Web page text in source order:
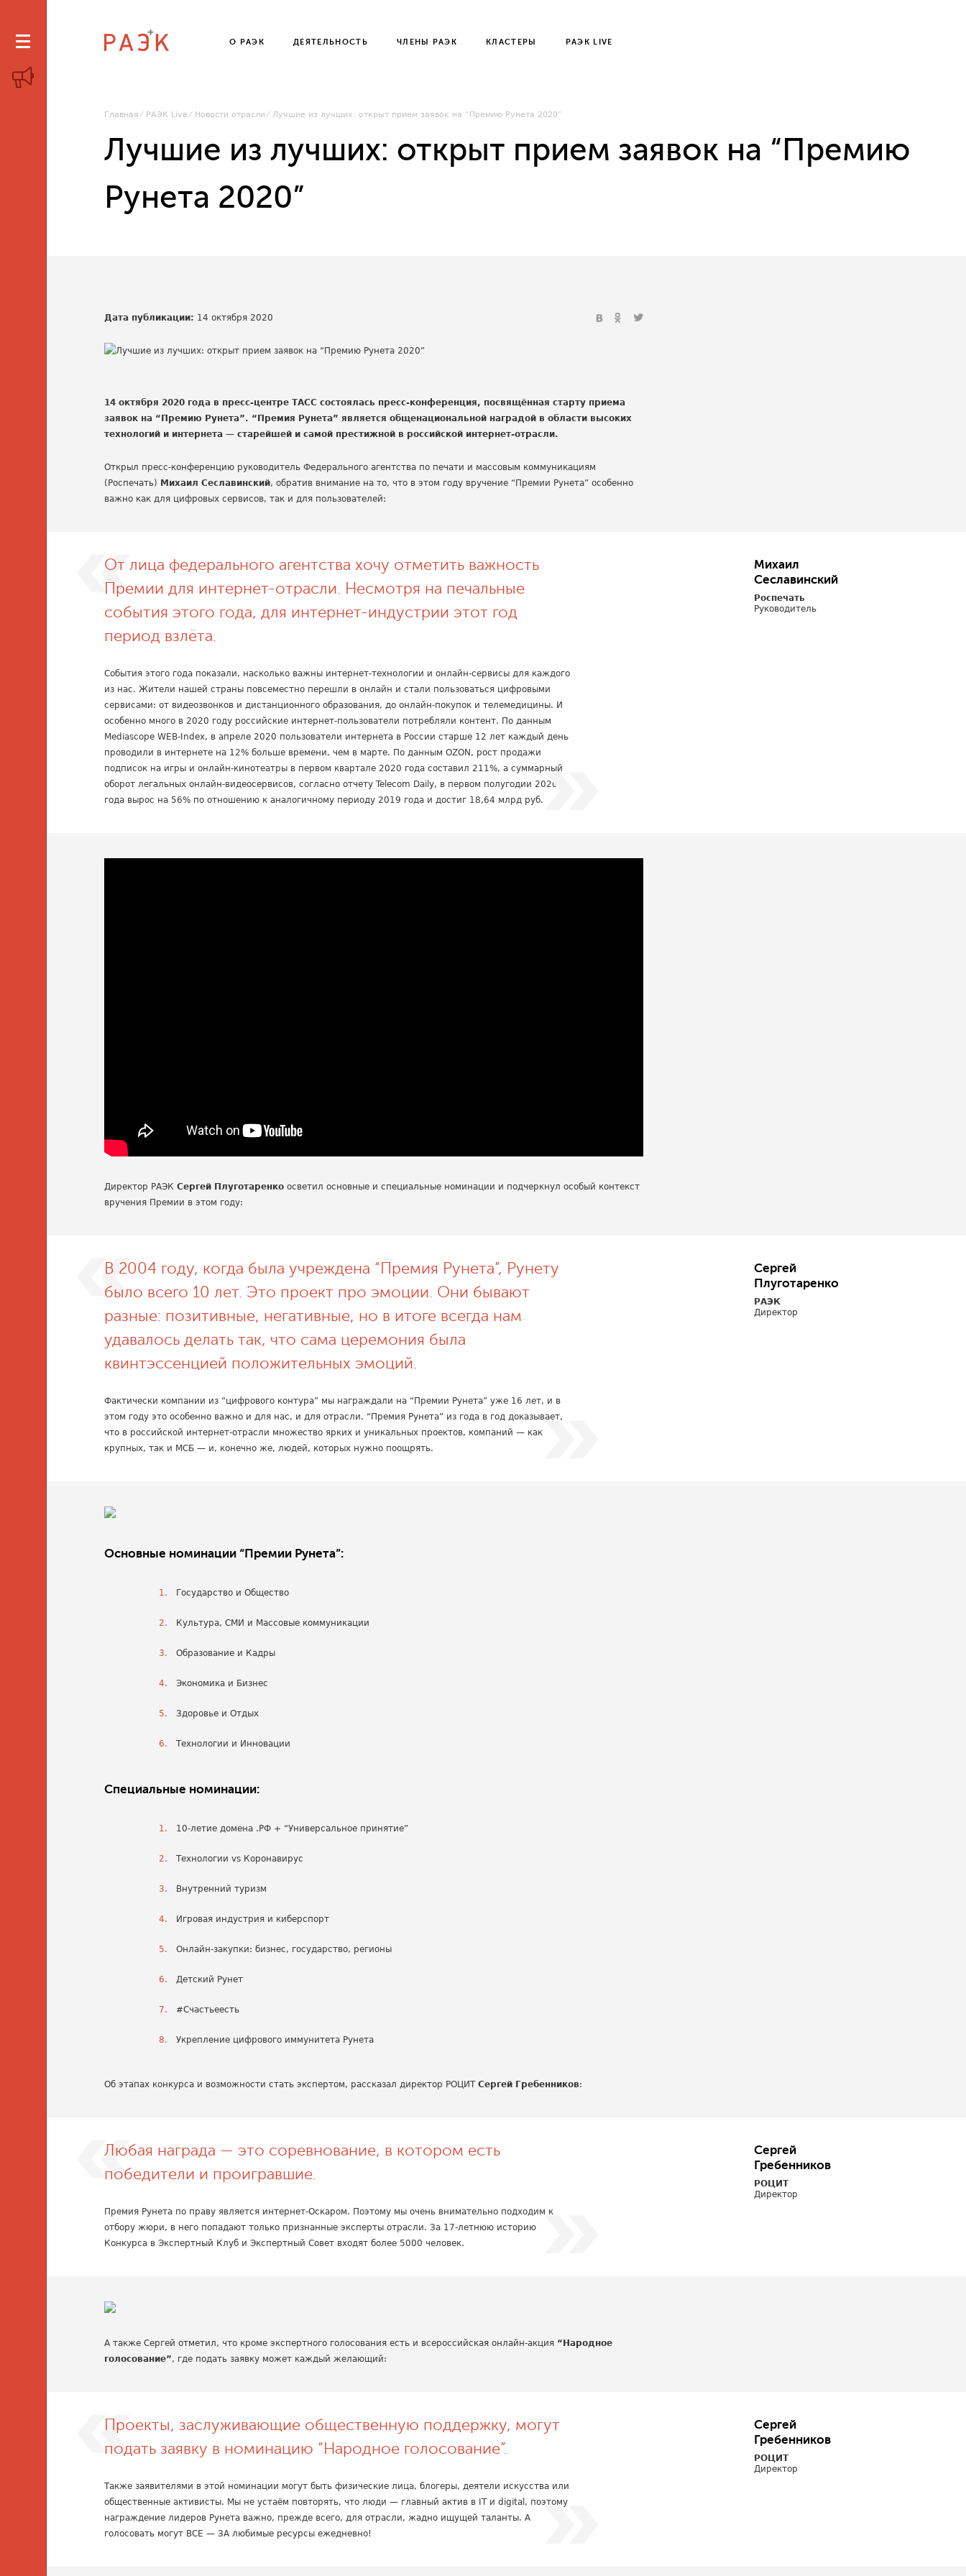
О РАЭК ДЕЯТЕЛЬНОСТЬ ЧЛЕНЫ РАЭК КЛАСТЕРЫ РАЭК LIVE
Главная РАЭК Live Новости отрасли Лучшие из лучших: открыт прием заявок на “Премию Рунета 2020”
Лучшие из лучших: открыт прием заявок на “Премию
Рунета 2020”
Дата публикации: 14 октября 2020
14 октября 2020 года в пресс-центре ТАСС состоялась пресс-конференция, посвящённая старту приема
заявок на “Премию Рунета”. “Премия Рунета” является общенациональной наградой в области высоких
технологий и интернета — старейшей и самой престижной в российской интернет-отрасли.
Открыл пресс-конференцию руководитель Федерального агентства по печати и массовым коммуникациям
(Роспечать) Михаил Сеславинский, обратив внимание на то, что в этом году вручение “Премии Рунета” особенно
важно как для цифровых сервисов, так и для пользователей:
От лица федерального агентства хочу отметить важность
Премии для интернет-отрасли. Несмотря на печальные
события этого года, для интернет-индустрии этот год
период взлёта.
События этого года показали, насколько важны интернет-технологии и онлайн-сервисы для каждого
из нас. Жители нашей страны повсеместно перешли в онлайн и стали пользоваться цифровыми
сервисами: от видеозвонков и дистанционного образования, до онлайн-покупок и телемедицины. И
особенно много в 2020 году российские интернет-пользователи потребляли контент. По данным
Mediascope WEB-Index, в апреле 2020 пользователи интернета в России старше 12 лет каждый день
проводили в интернете на 12% больше времени, чем в марте. По данным OZON, рост продажи
подписок на игры и онлайн-кинотеатры в первом квартале 2020 года составил 211%, а суммарный
оборот легальных онлайн-видеосервисов, согласно отчету Telecom Daily, в первом полугодии 2020
года вырос на 56% по отношению к аналогичному периоду 2019 года и достиг 18,64 млрд руб.
Михаил
Сеславинский
Роспечать
Руководитель
Директор РАЭКСергей Плуготаренко осветил основные и специальные номинации и подчеркнул особый контекст
вручения Премии в этом году:
В 2004 году, когда была учреждена “Премия Рунета”, Рунету
было всего 10 лет. Это проект про эмоции. Они бывают
разные: позитивные, негативные, но в итоге всегда нам
удавалось делать так, что сама церемония была
квинтэссенцией положительных эмоций.
Фактически компании из “цифрового контура” мы награждали на “Премии Рунета” уже 16 лет, и в
этом году это особенно важно и для нас, и для отрасли. “Премия Рунета” из года в год доказывает,
что в российской интернет-отрасли множество ярких и уникальных проектов, компаний — как
крупных, так и МСБ — и, конечно же, людей, которых нужно поощрять.
Сергей
Плуготаренко
РАЭК
Директор
Основные номинации “Премии Рунета”:
Государство и Общество
Культура, СМИ и Массовые коммуникации
Образование и Кадры
Экономика и Бизнес
Здоровье и Отдых
Технологии и Инновации
Специальные номинации:
10-летие домена .РФ + “Универсальное принятие”
Технологии vs Коронавирус
Внутренний туризм
Игровая индустрия и киберспорт
Онлайн-закупки: бизнес, государство, регионы
Детский Рунет
#Счастьеесть
Укрепление цифрового иммунитета Рунета
Об этапах конкурса и возможности стать экспертом, рассказал директор РОЦИТСергей Гребенников:
Любая награда — это соревнование, в котором есть
победители и проигравшие.
Премия Рунета по праву является интернет-Оскаром. Поэтому мы очень внимательно подходим к
отбору жюри, в него попадают только признанные эксперты отрасли. За 17-летнюю историю
Конкурса в Экспертный Клуб и Экспертный Совет входят более 5000 человек.
Сергей
Гребенников
РОЦИТ
Директор
А также Сергей отметил, что кроме экспертного голосования есть и всероссийская онлайн-акция “Народное
голосование”, где подать заявку может каждый желающий:
Проекты, заслуживающие общественную поддержку, могут
подать заявку в номинацию “Народное голосование”.
Также заявителями в этой номинации могут быть физические лица, блогеры, деятели искусства или
общественные активисты. Мы не устаём повторять, что люди — главный актив в IT и digital, поэтому
награждение лидеров Рунета важно, прежде всего, для отрасли, жадно ищущей таланты. А
голосовать могут ВСЕ — ЗА любимые ресурсы ежедневно!
Сергей
Гребенников
РОЦИТ
Директор